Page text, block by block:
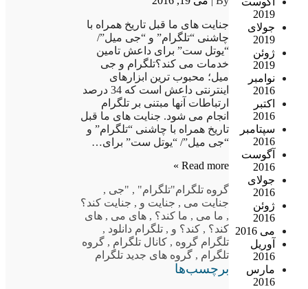
2019
جولای
2019
ژوئن
2019
نوامبر
2016
اکتبر
2016
سپتامبر
2016
آگوست
2016
جولای
2016
ژوئن
2016
می 2016
آوریل
2016
مارس
2016
جنایت های ما قبل تاریخ همراه با
چاشنی “تلگرام” و “جی میل”/
“یوتل ست” برای داعش تامین
خدمات می کند؟تلگرام و جی
میل؛ محبوب ترین ابزارهای
اینترنتی داعش است که 34 درصد
ارتباطات آنها مبتنی بر تلگرام
انجام می شود. جنایت های ما قبل
تاریخ همراه با چاشنی “تلگرام” و
“جی میل”/ “یوتل ست” برای…
Read more »
گروه تلگرام"تلگرام" , "جی ,
جنایت می , جنایت و , جنایت کند؟
, ما می , ما کند؟ , های می , های
کند؟ , کند؟ و , تلگرام دانلود ,
تلگرام گروه , کانال تلگرام , گروه
تلگرام , گروه های جدید تلگرام
برچسب‌ها